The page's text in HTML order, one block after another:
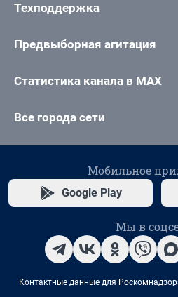
Техподдержка
Предвыборная агитация
Статистика канала в MAX
Все города сети
Мобильное
Google Play
Мы в
Контактные данные для